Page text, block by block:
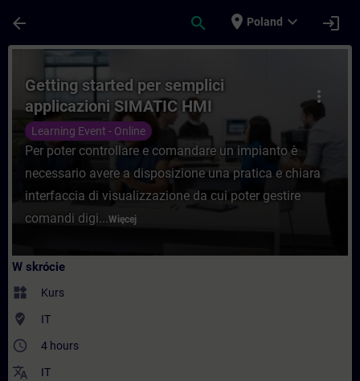
arrow_back search place Poland expand_more login
Kurs - Getting started per semplici
more_vert
Getting started per semplici
applicazioni SIMATIC HMI
Learning Event - Online
Per poter controllare e comandare un impianto è
necessario avere a disposizione una pratica e chiara
interfaccia di visualizzazione da cui poter gestire
comandi digi...Więcej
W skrócie
widgets Kurs
where_to_vote IT
access_time 4 hours
translate IT